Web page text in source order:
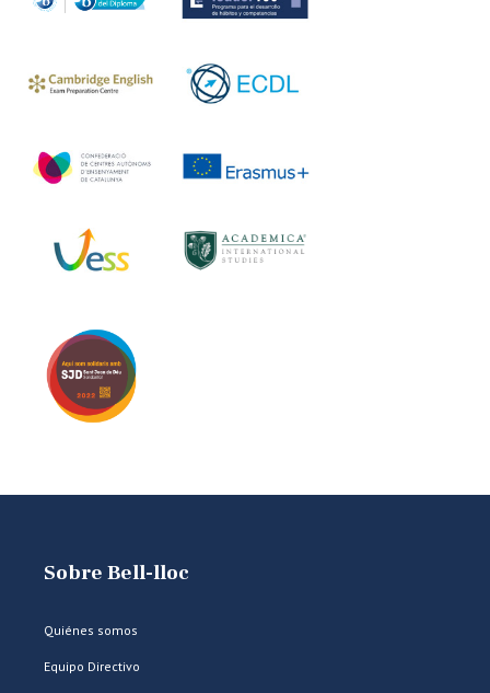
Sobre Bell-lloc
Quiénes somos
Equipo Directivo